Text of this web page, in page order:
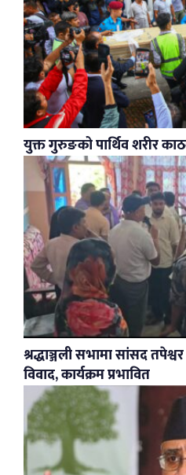
युक्त गुरुङको पार्थिव शरीर
श्रद्धाञ्जली सभामा सांसद
विवाद, कार्यक्रम प्रभावित